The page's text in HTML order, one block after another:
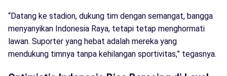
“Datang ke stadion, dukung tim dengan semangat, bangga
menyanyikan Indonesia Raya, tetapi tetap menghormati
lawan. Suporter yang hebat adalah mereka yang
mendukung timnya tanpa kehilangan sportivitas,” tegasnya.